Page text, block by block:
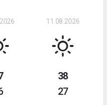
11.08.2026
38
27